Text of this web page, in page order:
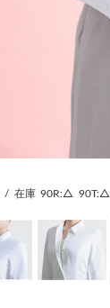
/ 在庫 90R:△ 90T:△